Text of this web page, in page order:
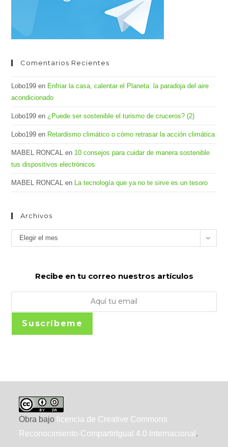
Comentarios Recientes
Lobo199 en Enfriar la casa, calentar el Planeta: la paradoja del aire
acondicionado
Lobo199 en ¿Puede ser sostenible el turismo de cruceros? (2)
Lobo199 en Retardismo climático o cómo retrasar la acción climática
MABEL RONCAL en 10 consejos para cuidar de manera sostenible
tus dispositivos electrónicos
MABEL RONCAL en La tecnología que ya no te sirve es un tesoro
Archivos
Archivos
Elegir el mes
Recibe en tu correo nuestros artículos
Suscríbeme
Obra bajo licencia de Creative Commons
Reconocimiento-CompartirIgual 4.0 Internacional .